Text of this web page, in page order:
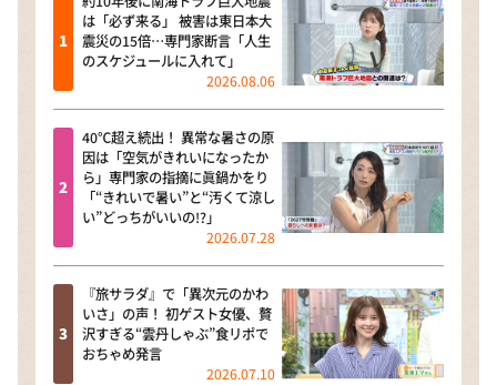
は「必ず来る」 被害は東日本大
震災の15倍…専門家断言「人生
のスケジュールに入れて」
2026.08.06
40℃超え続出！ 異常な暑さの原
因は「空気がきれいになったか
ら」専門家の指摘に眞鍋かをり
「“きれいで暑い”と“汚くて涼し
い”どっちがいいの!?」
2026.07.28
『旅サラダ』で「異次元のかわ
いさ」の声！ 初ゲスト女優、贅
沢すぎる“雲丹しゃぶ”食リポで
おちゃめ発言
2026.07.10